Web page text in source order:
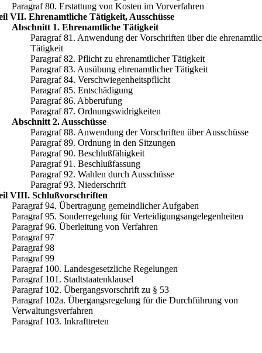
Paragraf 80. Erstattung von Kosten im Vorverfahren
VII. Ehrenamtliche Tätigkeit, Ausschüsse
Abschnitt 1. Ehrenamtliche Tätigkeit
Paragraf 81. Anwendung der Vorschriften über die
Tätigkeit
Paragraf 82. Pflicht zu ehrenamtlicher Tätigkeit
Paragraf 83. Ausübung ehrenamtlicher Tätigkeit
Paragraf 84. Verschwiegenheitspflicht
Paragraf 85. Entschädigung
Paragraf 86. Abberufung
Paragraf 87. Ordnungswidrigkeiten
Abschnitt 2. Ausschüsse
Paragraf 88. Anwendung der Vorschriften über Ausschüsse
Paragraf 89. Ordnung in den Sitzungen
Paragraf 90. Beschlußfähigkeit
Paragraf 91. Beschlußfassung
Paragraf 92. Wahlen durch Ausschüsse
Paragraf 93. Niederschrift
VIII. Schlußvorschriften
Paragraf 94. Übertragung gemeindlicher Aufgaben
Paragraf 95. Sonderregelung für Verteidigungsangelegenheiten
Paragraf 96. Überleitung von Verfahren
Paragraf 97
Paragraf 98
Paragraf 99
Paragraf 100. Landesgesetzliche Regelungen
Paragraf 101. Stadtstaatenklausel
Paragraf 102. Übergangsvorschrift zu § 53
Paragraf 102a. Übergangsregelung für die Durchführung von
Verwaltungsverfahren
Paragraf 103. Inkrafttreten